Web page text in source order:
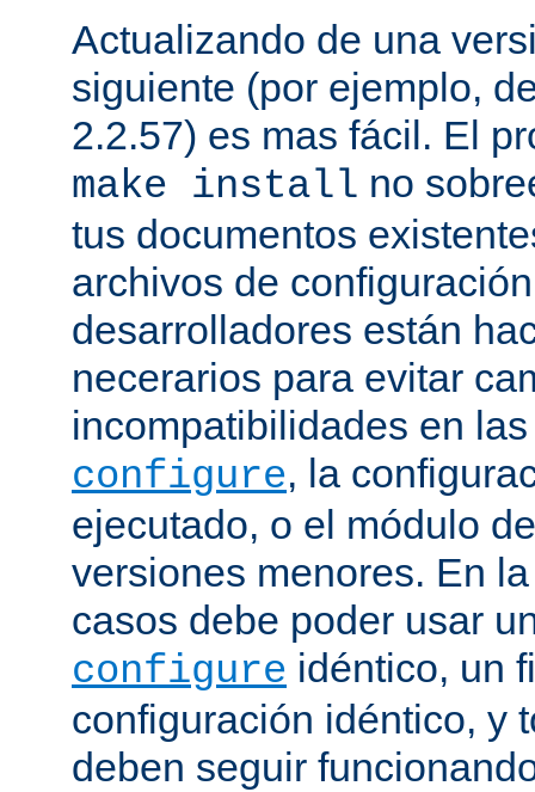
Actualizando de una
siguiente (por ejemplo,
2.2.57) es mas fácil. El
make install no
tus documentos
archivos de
desarrolladores están
necerarios para evitar
incompatibilidades en
configure, la
ejecutado, o el módulo
versiones menores. En
casos debe poder usar
configure idéntico, un
configuración idéntico, y
deben seguir